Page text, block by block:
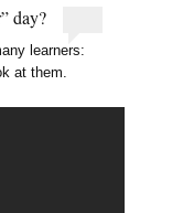
day?
learners:
at them.